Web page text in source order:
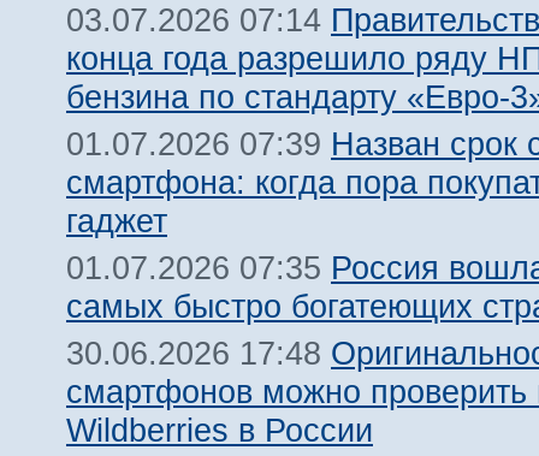
03.07.2026 07:14
конца года разрешило ряду
бензина по стандарту «Евро-
01.07.2026 07:39 Назван срок
смартфона: когда пора
гаджет
01.07.2026 07:35 Россия
самых быстро богатеющих
30.06.2026 17:48
смартфонов можно проверить
Wildberries в России